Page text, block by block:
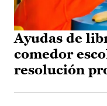
Ayudas de
comedor
resolución